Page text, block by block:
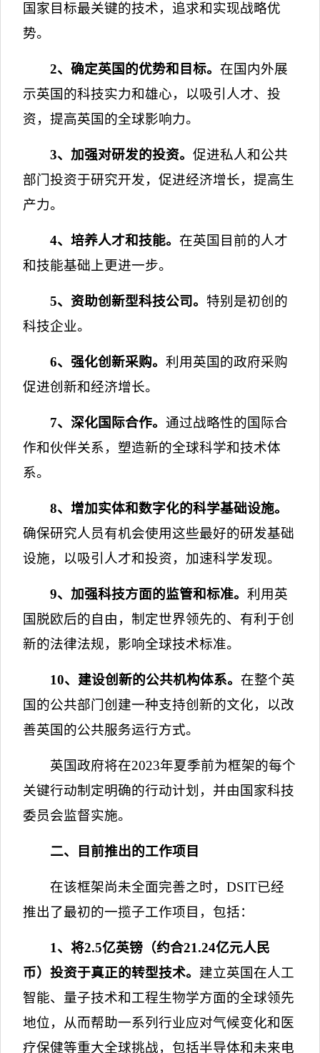
国家目标最关键的技术，追求和实现战略优
势。
2、确定英国的优势和目标。 在国内外展
示英国的科技实力和雄心，以吸引人才、投
资，提高英国的全球影响力。
3、加强对研发的投资。 促进私人和公共
部门投资于研究开发，促进经济增长，提高生
产力。
4、培养人才和技能。 在英国目前的人才
和技能基础上更进一步。
5、资助创新型科技公司。 特别是初创的
科技企业。
6、强化创新采购。 利用英国的政府采购
促进创新和经济增长。
7、深化国际合作。 通过战略性的国际合
作和伙伴关系，塑造新的全球科学和技术体
系。
8、增加实体和数字化的科学基础设施。
确保研究人员有机会使用这些最好的研发基础
设施，以吸引人才和投资，加速科学发现。
9、加强科技方面的监管和标准。 利用英
国脱欧后的自由，制定世界领先的、有利于创
新的法律法规，影响全球技术标准。
10、建设创新的公共机构体系。 在整个英
国的公共部门创建一种支持创新的文化，以改
善英国的公共服务运行方式。
英国政府将在2023年夏季前为框架的每个
关键行动制定明确的行动计划，并由国家科技
委员会监督实施。
二、目前推出的工作项目
在该框架尚未全面完善之时， DSIT已经
推出了最初的一揽子工作项目，包括：
1、将2.5亿英镑（约合21.24亿元人民
币）投资于真正的转型技术。 建立英国在人工
智能、量子技术和工程生物学方面的全球领先
地位，从而帮助一系列行业应对气候变化和医
疗保健等重大全球挑战，包括半导体和未来电